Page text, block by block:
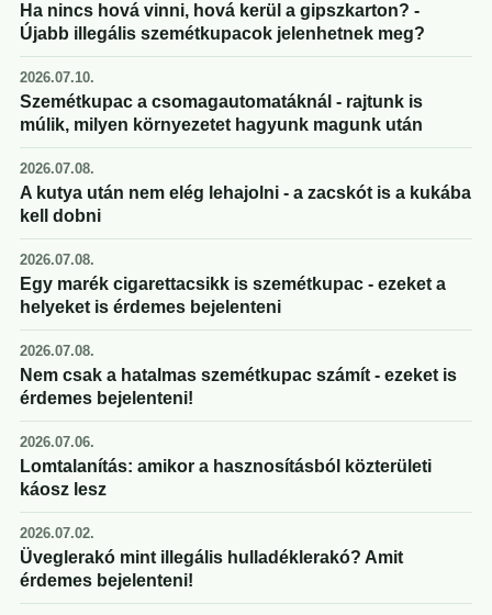
Ha nincs hová vinni, hová kerül a gipszkarton? -
Újabb illegális szemétkupacok jelenhetnek meg?
2026.07.10.
Szemétkupac a csomagautomatáknál - rajtunk is
múlik, milyen környezetet hagyunk magunk után
2026.07.08.
A kutya után nem elég lehajolni - a zacskót is a kukába
kell dobni
2026.07.08.
Egy marék cigarettacsikk is szemétkupac - ezeket a
helyeket is érdemes bejelenteni
2026.07.08.
Nem csak a hatalmas szemétkupac számít - ezeket is
érdemes bejelenteni!
2026.07.06.
Lomtalanítás: amikor a hasznosításból közterületi
káosz lesz
2026.07.02.
Üveglerakó mint illegális hulladéklerakó? Amit
érdemes bejelenteni!